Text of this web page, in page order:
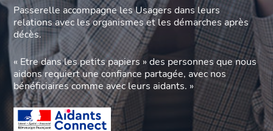
Passerelle accompagne les Usagers dans leurs
relations avec les organismes et les démarches après
décès.
« Etre dans les petits papiers » des personnes que nous
aidons requiert une confiance partagée, avec nos
bénéficiaires comme avec leurs aidants. »